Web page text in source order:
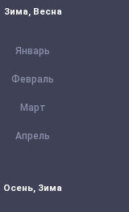
Зима, Весна
Январь
Февраль
Март
Апрель
Осень, Зима